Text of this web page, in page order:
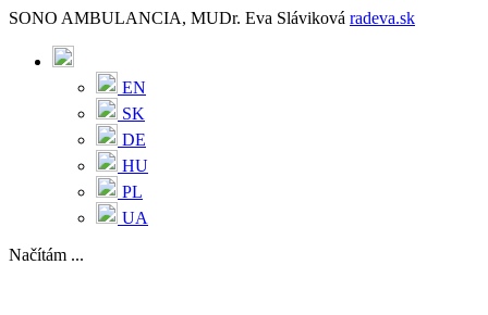
SONO AMBULANCIA, MUDr. Eva Sláviková radeva.sk
EN
SK
DE
HU
PL
UA
Načítám ...